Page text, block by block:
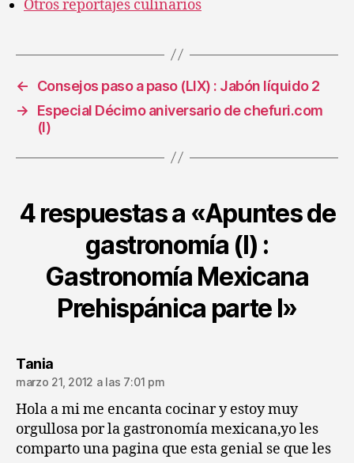
Otros reportajes culinarios
←
Consejos paso a paso (LIX) : Jabón líquido 2
→
Especial Décimo aniversario de chefuri.com
(I)
4 respuestas a «Apuntes de
gastronomía (I) :
Gastronomía Mexicana
Prehispánica parte I»
Taniadice:
marzo 21, 2012 a las 7:01 pm
Hola a mi me encanta cocinar y estoy muy
orgullosa por la gastronomía mexicana,yo les
comparto una pagina que esta genial se que les